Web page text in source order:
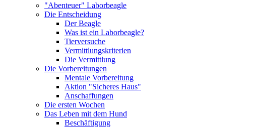
"Abenteuer" Laborbeagle
Die Entscheidung
Der Beagle
Was ist ein Laborbeagle?
Tierversuche
Vermittlungskriterien
Die Vermittlung
Die Vorbereitungen
Mentale Vorbereitung
Aktion "Sicheres Haus"
Anschaffungen
Die ersten Wochen
Das Leben mit dem Hund
Beschäftigung